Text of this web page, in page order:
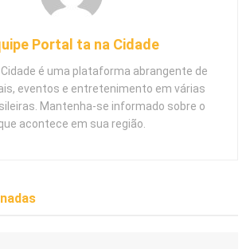
Portal ta na Cidade
é uma plataforma abrangente de
eventos e entretenimento em várias
Mantenha-se informado sobre o
acontece em sua região.